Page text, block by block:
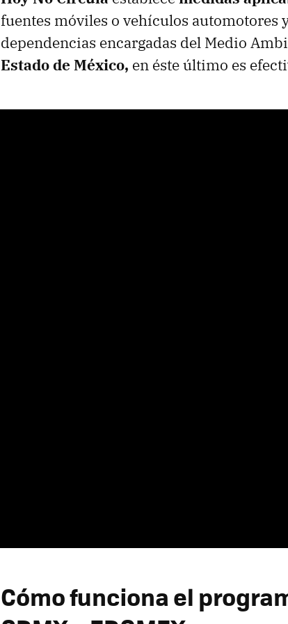
fuentes móviles o vehículos automotores
dependencias encargadas del Medio
Estado de México, en éste último es
Cómo funciona el